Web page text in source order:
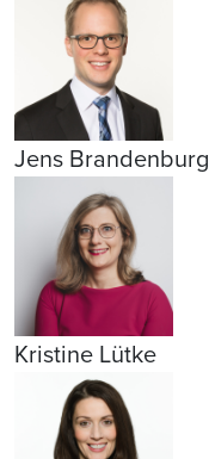
Jens Brandenburg
Kristine Lütke